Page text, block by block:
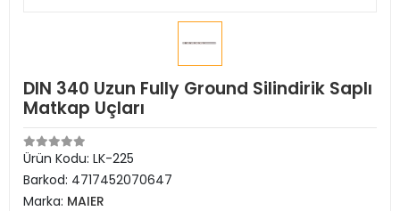
DIN 340 Uzun Fully Ground Silindirik Saplı
Matkap Uçları
Ürün Kodu: LK-225
Barkod: 4717452070647
Marka: MAIER